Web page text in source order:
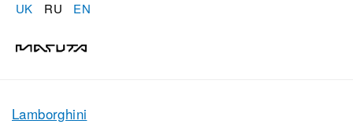
UK RU EN
Lamborghini